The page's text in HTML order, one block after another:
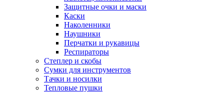
Защитные очки и маски
Каски
Наколенники
Наушники
Перчатки и рукавицы
Респираторы
Степлер и скобы
Сумки для инструментов
Тачки и носилки
Тепловые пушки